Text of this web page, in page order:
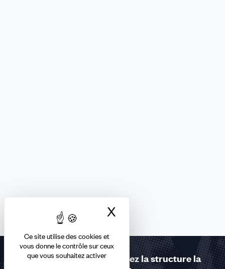
Ce site utilise des cookies et
vous donne le contrôle sur ceux
que vous souhaitez activer
X
Contactez-nous ou trouvez la structure la